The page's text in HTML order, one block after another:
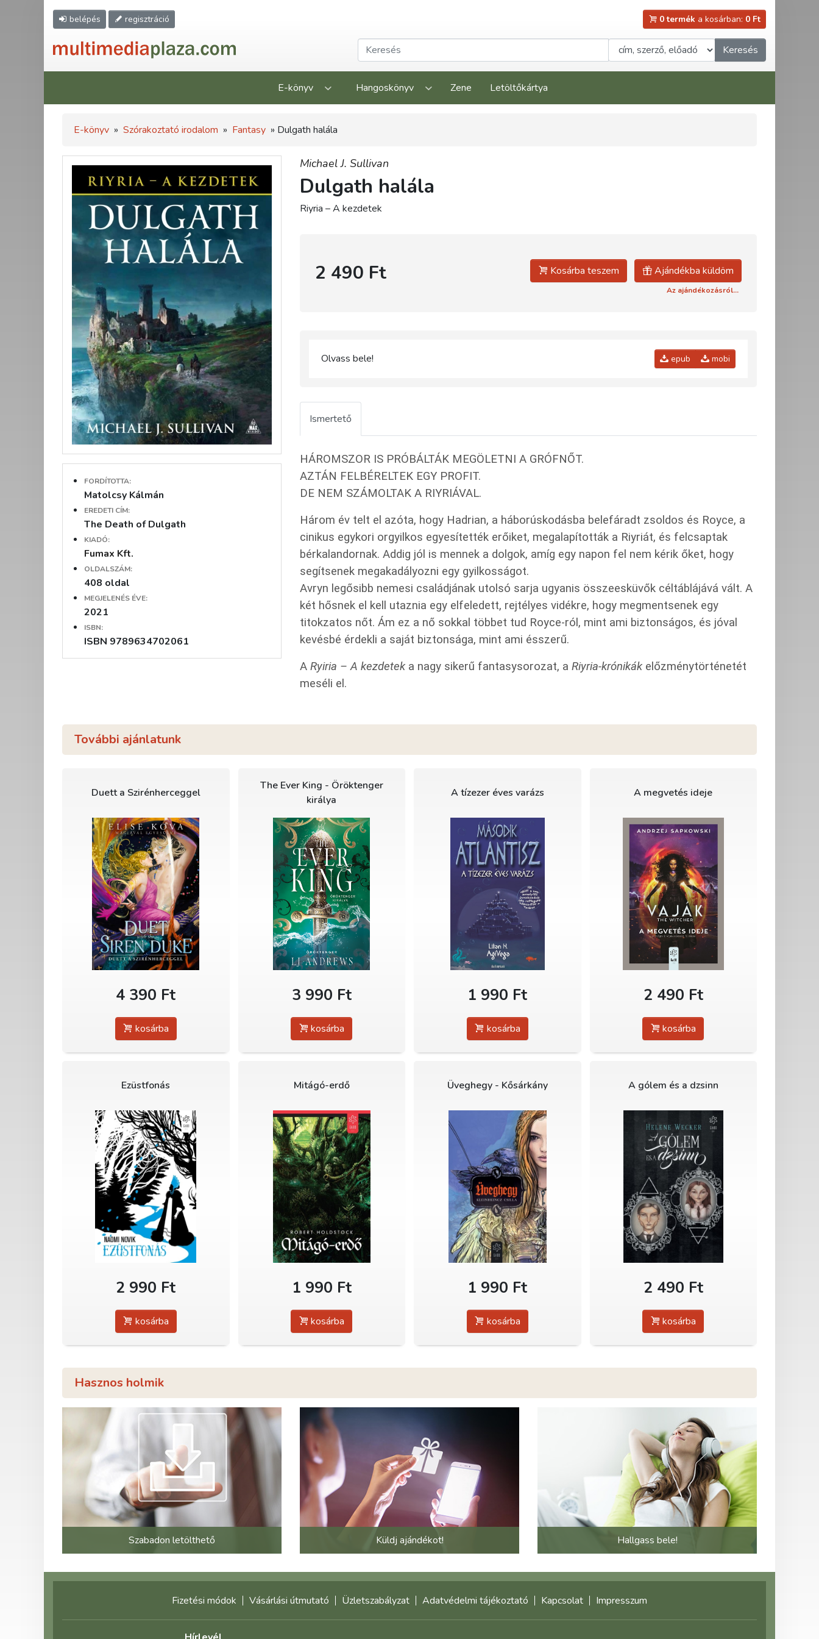
belépés regisztráció 0 termék a kosárban: 0 Ft
Keresés
E-könyv Hangoskönyv Zene Letöltőkártya
E-könyv » Szórakoztató irodalom » Fantasy » Dulgath halála
FORDÍTOTTA:
Matolcsy Kálmán
EREDETI CÍM:
The Death of Dulgath
KIADÓ:
Fumax Kft.
OLDALSZÁM:
408 oldal
MEGJELENÉS ÉVE:
2021
ISBN:
ISBN 9789634702061
Michael J. Sullivan
Dulgath halála
Riyria – A kezdetek
2 490 Ft Kosárba teszem Ajándékba küldöm
Az ajándékozásról...
Olvass bele! epub mobi
Ismertető
HÁROMSZOR IS PRÓBÁLTÁK MEGÖLETNI A GRÓFNŐT.
AZTÁN FELBÉRELTEK EGY PROFIT.
DE NEM SZÁMOLTAK A RIYRIÁVAL.
Három év telt el azóta, hogy Hadrian, a háborúskodásba belefáradt zsoldos és Royce, a
cinikus egykori orgyilkos egyesítették erőiket, megalapították a Riyriát, és felcsaptak
bérkalandornak. Addig jól is mennek a dolgok, amíg egy napon fel nem kérik őket, hogy
segítsenek megakadályozni egy gyilkosságot.
Avryn legősibb nemesi családjának utolsó sarja ugyanis összeesküvők céltáblájává vált. A
két hősnek el kell utaznia egy elfeledett, rejtélyes vidékre, hogy megmentsenek egy
titokzatos nőt. Ám ez a nő sokkal többet tud Royce-ról, mint ami biztonságos, és jóval
kevésbé érdekli a saját biztonsága, mint ami ésszerű.
A Ryiria – A kezdeteka nagy sikerű fantasysorozat, a Riyria-krónikákelőzménytörténetét
meséli el.
További ajánlatunk
Duett a Szirénherceggel
4 390 Ft
kosárba
The Ever King - Öröktenger
királya
3 990 Ft
kosárba
A tízezer éves varázs
1 990 Ft
kosárba
A megvetés ideje
2 490 Ft
kosárba
Ezüstfonás
2 990 Ft
kosárba
Mitágó-erdő
1 990 Ft
kosárba
Üveghegy - Kősárkány
1 990 Ft
kosárba
A gólem és a dzsinn
2 490 Ft
kosárba
Hasznos holmik
Szabadon letölthető Küldj ajándékot! Hallgass bele!
Fizetési módok Vásárlási útmutató Üzletszabályzat Adatvédelmi tájékoztató Kapcsolat Impresszum